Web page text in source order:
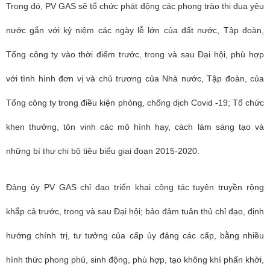
Trong đó, PV GAS sẽ tổ chức phát động các phong trào thi đua yêu
nước gắn với kỷ niệm các ngày lễ lớn của đất nước, Tập đoàn,
Tổng công ty vào thời điểm trước, trong và sau Đại hội, phù hợp
với tình hình đơn vị và chủ trương của Nhà nước, Tập đoàn, của
Tổng công ty trong điều kiện phòng, chống dịch Covid -19; Tổ chức
khen thưởng, tôn vinh các mô hình hay, cách làm sáng tạo và
những bí thư chi bộ tiêu biểu giai đoạn 2015-2020.
Đảng ủy PV GAS chỉ đạo triển khai công tác tuyên truyền rộng
khắp cả trước, trong và sau Đại hội; bảo đảm tuân thủ chỉ đạo, định
hướng chính trị, tư tưởng của cấp ủy đảng các cấp, bằng nhiều
hình thức phong phú, sinh động, phù hợp, tạo không khí phấn khởi,